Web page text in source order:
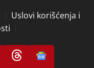
Uslovi korišćenja i